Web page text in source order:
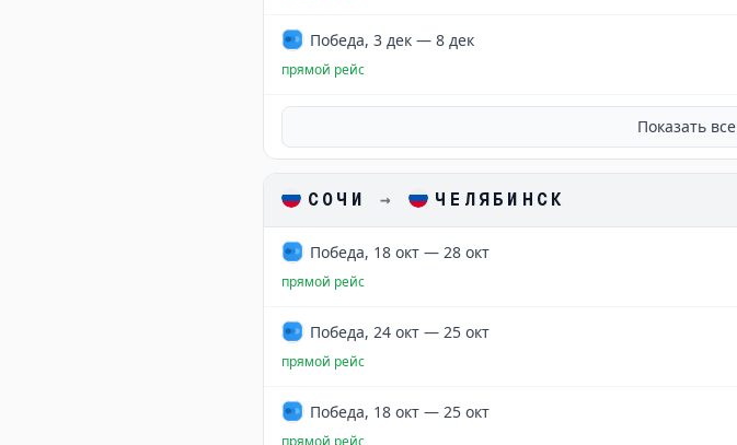
Победа, 3 дек — 8 дек
прямой рейс
Показать все
СОЧИ → ЧЕЛЯБИНСК
Победа, 18 окт — 28 окт
прямой рейс
Победа, 24 окт — 25 окт
прямой рейс
Победа, 18 окт — 25 окт
прямой рейс